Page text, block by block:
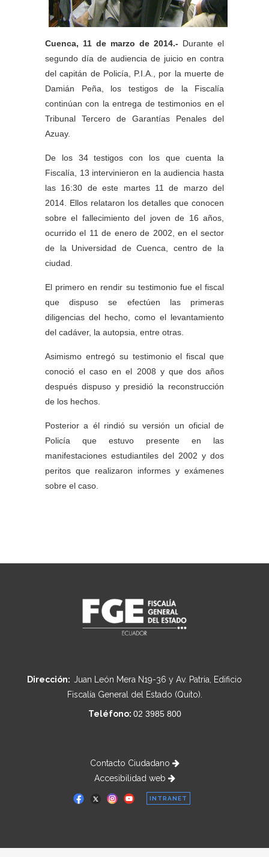
Cuenca, 11 de marzo de 2014.- Durante el
segundo día de audiencia de juicio en contra
del capitán de Policía, P.I.A., por la muerte de
Damián Peña, los testigos de la Fiscalía
continúan con la entrega de testimonios en el
Tribunal Tercero de Garantías Penales del
Azuay.
De los 34 testigos con los que cuenta la
Fiscalía, 13 intervinieron en la audiencia hasta
las 16:30 de este martes 11 de marzo del
2014. Ellos relataron los detalles que conocen
sobre el fallecimiento del joven de 16 años,
ocurrido el 11 de enero de 2002, en el sector
de la Universidad de Cuenca, centro de la
ciudad.
El primero en rendir su testimonio fue el fiscal
que dispuso se efectúen las primeras
diligencias del hecho, como el levantamiento
del cadáver, la autopsia, entre otras.
Asimismo entregó su testimonio el fiscal que
conoció el caso en el 2008 y que dos años
después dispuso y presidió la reconstrucción
de los hechos.
Posterior a él rindió su versión un oficial de
Policía que estuvo presente en las
manifestaciones estudiantiles del 2002 y dos
peritos que realizaron informes y exámenes
sobre el caso.
Dirección: Juan León Mera N19-36 y Av. Patria, Edificio
Fiscalía General del Estado (Quito).
Teléfono: 02 3985 800
Contacto Ciudadano
Accesibilidad web
INTRANET